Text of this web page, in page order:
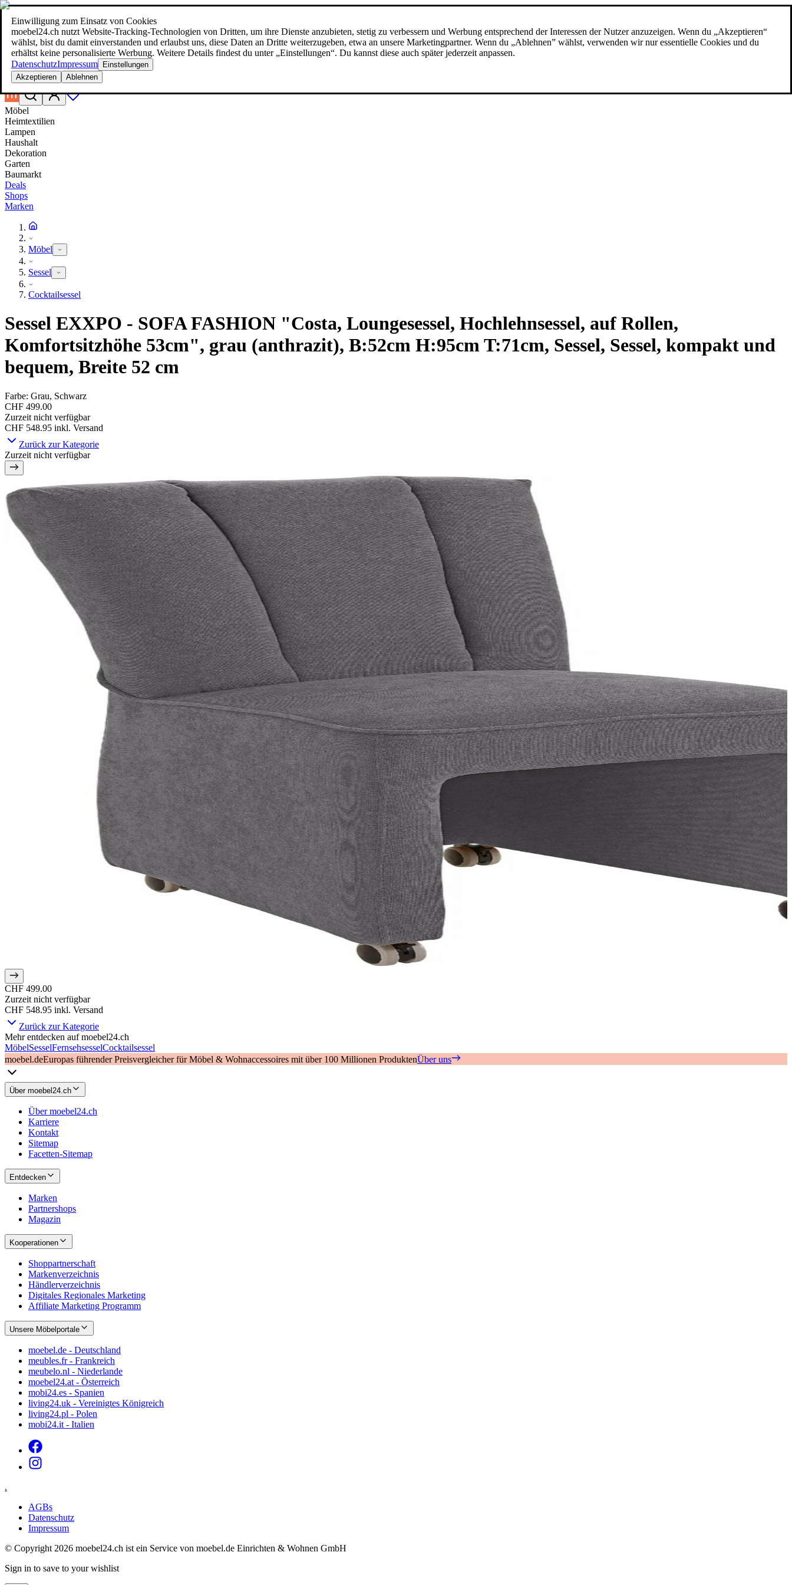
Einwilligung zum Einsatz von Cookies
moebel24.ch nutzt Website-Tracking-Technologien von Dritten, um ihre Dienste anzubieten, stetig zu verbessern und Werbung entsprechend der Interessen der Nutzer anzuzeigen. Wenn du „Akzeptieren“
wählst, bist du damit einverstanden und erlaubst uns, diese Daten an Dritte weiterzugeben, etwa an unsere Marketingpartner. Wenn du „Ablehnen” wählst, verwenden wir nur essentielle Cookies und du
erhältst keine personalisierte Werbung. Weitere Details findest du unter „Einstellungen“. Du kannst diese auch später jederzeit anpassen.
DatenschutzImpressum
Einstellungen
Akzeptieren
Ablehnen
Suche
moebel dir den besten Preis!moebel dir den besten Preis!
Möbel
Heimtextilien
Lampen
Haushalt
Dekoration
Garten
Baumarkt
Deals
Shops
Marken
Möbel
Sessel
Cocktailsessel
Sessel EXXPO - SOFA FASHION "Costa, Loungesessel, Hochlehnsessel, auf Rollen,
Komfortsitzhöhe 53cm", grau (anthrazit), B:52cm H:95cm T:71cm, Sessel, Sessel, kompakt und
bequem, Breite 52 cm
Farbe: Grau, Schwarz
CHF 499.00
Zurzeit nicht verfügbar
CHF 548.95 inkl. Versand
Zurück zur Kategorie
Zurzeit nicht verfügbar
CHF 499.00
Zurzeit nicht verfügbar
CHF 548.95 inkl. Versand
Zurück zur Kategorie
Mehr entdecken auf moebel24.ch
MöbelSesselFernsehsesselCocktailsessel
moebel.deEuropas führender Preisvergleicher für Möbel & Wohnaccessoires mit über 100 Millionen ProduktenÜber uns
Über moebel24.ch
Über moebel24.ch
Karriere
Kontakt
Sitemap
Facetten-Sitemap
Entdecken
Marken
Partnershops
Magazin
Kooperationen
Shoppartnerschaft
Markenverzeichnis
Händlerverzeichnis
Digitales Regionales Marketing
Affiliate Marketing Programm
Unsere Möbelportale
moebel.de - Deutschland
meubles.fr - Frankreich
meubelo.nl - Niederlande
moebel24.at - Österreich
mobi24.es - Spanien
living24.uk - Vereinigtes Königreich
living24.pl - Polen
mobi24.it - Italien
.
AGBs
Datenschutz
Impressum
© Copyright 2026 moebel24.ch ist ein Service von moebel.de Einrichten & Wohnen GmbH
Sign in to save to your wishlist